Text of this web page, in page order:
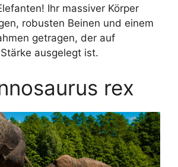
Ihr massiver Körper
robusten Beinen und einem
getragen, der auf
ausgelegt ist.
rex